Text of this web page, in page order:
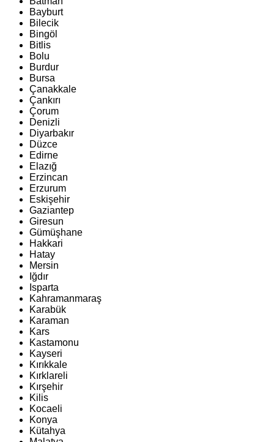
Bayburt
Bilecik
Bingöl
Bitlis
Bolu
Burdur
Bursa
Çanakkale
Çankırı
Çorum
Denizli
Diyarbakır
Düzce
Edirne
Elazığ
Erzincan
Erzurum
Eskişehir
Gaziantep
Giresun
Gümüşhane
Hakkari
Hatay
Mersin
Iğdır
Isparta
Kahramanmaraş
Karabük
Karaman
Kars
Kastamonu
Kayseri
Kırıkkale
Kırklareli
Kırşehir
Kilis
Kocaeli
Konya
Kütahya